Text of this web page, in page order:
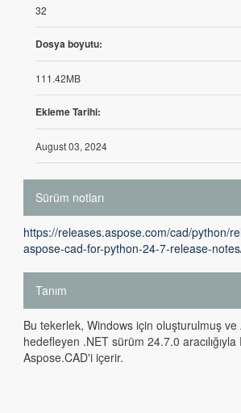
32
Dosya boyutu:
111.42MB
Ekleme Tarihi:
August 03, 2024
Sürüm notları
https://releases.aspose.com/cad/python/
aspose-cad-for-python-24-7-release-
Tanım
Bu tekerlek, Windows için oluşturulmuş
hedefleyen .NET sürüm 24.7.0
Aspose.CAD'i içerir.